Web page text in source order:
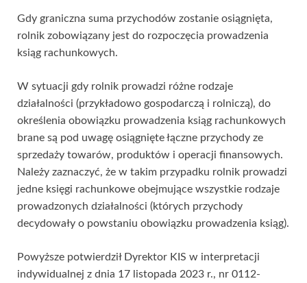
Gdy graniczna suma przychodów zostanie osiągnięta,
rolnik zobowiązany jest do rozpoczęcia prowadzenia
ksiąg rachunkowych.
W sytuacji gdy rolnik prowadzi różne rodzaje
działalności (przykładowo gospodarczą i rolniczą), do
określenia obowiązku prowadzenia ksiąg rachunkowych
brane są pod uwagę osiągnięte łączne przychody ze
sprzedaży towarów, produktów i operacji finansowych.
Należy zaznaczyć, że w takim przypadku rolnik prowadzi
jedne księgi rachunkowe obejmujące wszystkie rodzaje
prowadzonych działalności (których przychody
decydowały o powstaniu obowiązku prowadzenia ksiąg).
Powyższe potwierdził Dyrektor KIS w interpretacji
indywidualnej z dnia 17 listopada 2023 r., nr 0112-